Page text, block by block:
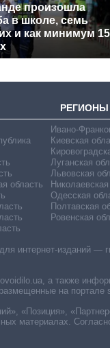
произошла
в школе, семь
и как минимум 15
РЕГИОНЫ
область
Ивано-
Киевская
Луганская
Львовская
Одесская
Полтавская
Ровенская
интернет-изданий —
а также
на портале
«Позиция»,
материалах.